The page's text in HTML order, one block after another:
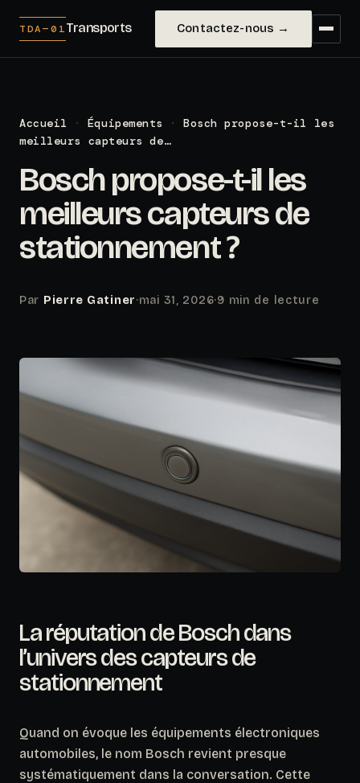
TDA—01Transports Contactez-nous →
Accueil · Équipements ·
Bosch propose-t-il les
meilleurs capteurs de…
Bosch propose-t-il les
meilleurs capteurs de
stationnement ?
Par Pierre Gatiner·mai 31, 2026·9 min de lecture
La réputation de Bosch dans
l’univers des capteurs de
stationnement
Quand on évoque les équipements électroniques
automobiles, le nom Bosch revient presque
systématiquement dans la conversation. Cette